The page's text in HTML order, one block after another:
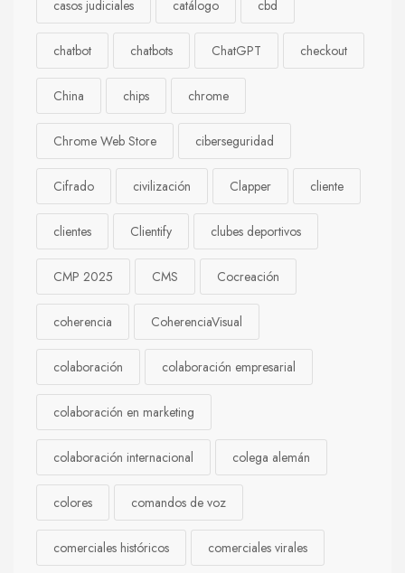
casos judiciales catálogo cbd
chatbot chatbots ChatGPT checkout
China chips chrome
Chrome Web Store ciberseguridad
Cifrado civilización Clapper cliente
clientes Clientify clubes deportivos
CMP 2025 CMS Cocreación
coherencia CoherenciaVisual
colaboración colaboración empresarial
colaboración en marketing
colaboración internacional colega alemán
colores comandos de voz
comerciales históricos comerciales virales